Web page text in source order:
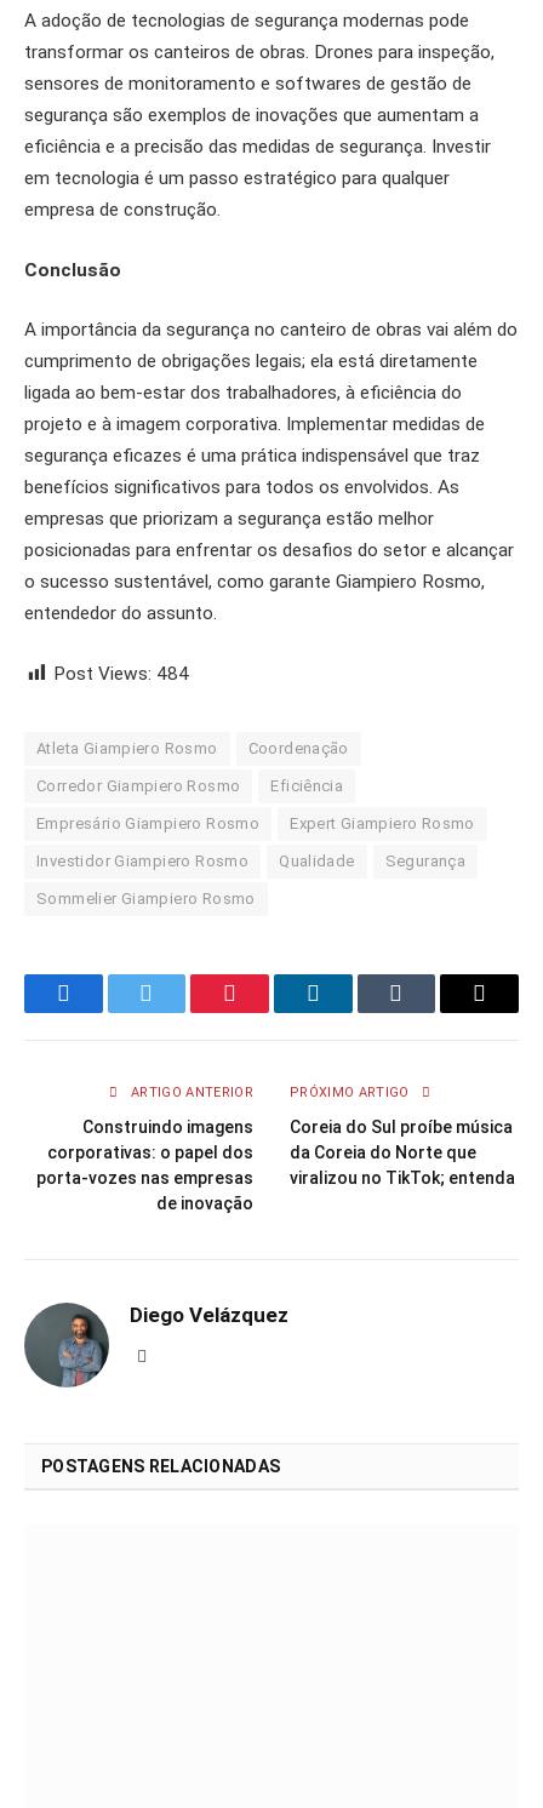
A adoção de tecnologias de segurança modernas pode
transformar os canteiros de obras. Drones para inspeção,
sensores de monitoramento e softwares de gestão de
segurança são exemplos de inovações que aumentam a
eficiência e a precisão das medidas de segurança. Investir
em tecnologia é um passo estratégico para qualquer
empresa de construção.
Conclusão
A importância da segurança no canteiro de obras vai além do
cumprimento de obrigações legais; ela está diretamente
ligada ao bem-estar dos trabalhadores, à eficiência do
projeto e à imagem corporativa. Implementar medidas de
segurança eficazes é uma prática indispensável que traz
benefícios significativos para todos os envolvidos. As
empresas que priorizam a segurança estão melhor
posicionadas para enfrentar os desafios do setor e alcançar
o sucesso sustentável, como garante Giampiero Rosmo,
entendedor do assunto.
Post Views: 484
Atleta Giampiero Rosmo Coordenação
Corredor Giampiero Rosmo Eficiência
Empresário Giampiero Rosmo Expert Giampiero Rosmo
Investidor Giampiero Rosmo Qualidade Segurança
Sommelier Giampiero Rosmo
FacebookTwitter Pinterest LinkedInTumblr Email
ARTIGO ANTERIOR
Construindo imagens
corporativas: o papel dos
porta-vozes nas empresas
de inovação
PRÓXIMO ARTIGO
Coreia do Sul proíbe música
da Coreia do Norte que
viralizou no TikTok; entenda
Diego Velázquez
POSTAGENS RELACIONADAS